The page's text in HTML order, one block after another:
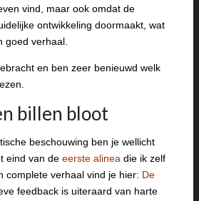
vind, maar ook omdat de
ontwikkeling doormaakt, wat
goed verhaal.
en ben zeer benieuwd welk
billen bloot
beschouwing ben je wellicht
eind van de eerste alinea die ik zelf
complete verhaal vind je hier: De
feedback is uiteraard van harte